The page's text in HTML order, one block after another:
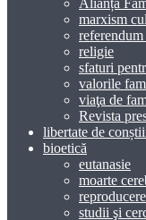
Alianța
marxism
religie
sfaturi
valorile
viaţa de
Revista
libertate de
bioetică
eutanasie
moarte
studii şi